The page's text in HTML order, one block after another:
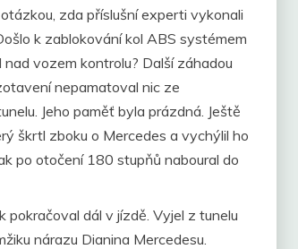
zda příslušní experti vykonali
k zablokování kol ABS systémem
vozem kontrolu? Další záhadou
nepamatoval nic ze
Jeho paměť byla prázdná. Ještě
škrtl zboku o Mercedes a vychýlil ho
po otočení 180 stupňů naboural do
pokračoval dál v jízdě. Vyjel z tunelu
nárazu Dianina Mercedesu.